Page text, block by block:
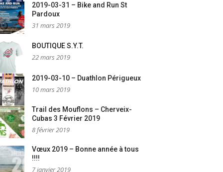
2019-03-31 – Bike and Run St
Pardoux
31 mars 2019
BOUTIQUE S.Y.T.
22 mars 2019
2019-03-10 – Duathlon Périgueux
10 mars 2019
Trail des Mouflons – Cherveix-
Cubas 3 Février 2019
8 février 2019
Vœux 2019 – Bonne année à tous
!!!!
7 janvier 2019